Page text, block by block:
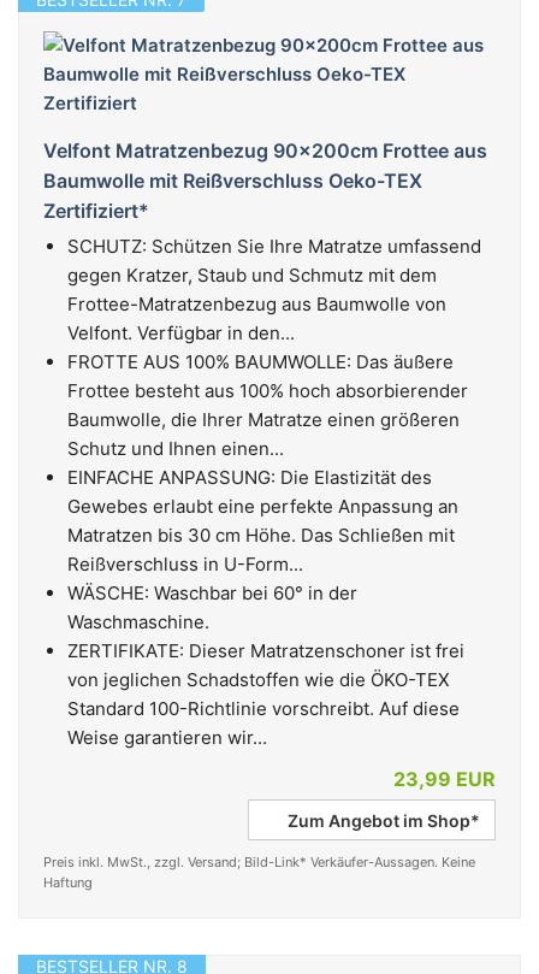
Velfont Matratzenbezug 90x200cm Frottee aus
Baumwolle mit Reißverschluss Oeko-TEX
Zertifiziert*
SCHUTZ: Schützen Sie Ihre Matratze umfassend
gegen Kratzer, Staub und Schmutz mit dem
Frottee-Matratzenbezug aus Baumwolle von
Velfont. Verfügbar in den...
FROTTE AUS 100% BAUMWOLLE: Das äußere
Frottee besteht aus 100% hoch absorbierender
Baumwolle, die Ihrer Matratze einen größeren
Schutz und Ihnen einen...
EINFACHE ANPASSUNG: Die Elastizität des
Gewebes erlaubt eine perfekte Anpassung an
Matratzen bis 30 cm Höhe. Das Schließen mit
Reißverschluss in U-Form...
WÄSCHE: Waschbar bei 60° in der
Waschmaschine.
ZERTIFIKATE: Dieser Matratzenschoner ist frei
von jeglichen Schadstoffen wie die ÖKO-TEX
Standard 100-Richtlinie vorschreibt. Auf diese
Weise garantieren wir...
23,99 EUR
Zum Angebot im Shop*
Preis inkl. MwSt., zzgl. Versand; Bild-Link* Verkäufer-Aussagen. Keine
Haftung
BESTSELLER NR. 8